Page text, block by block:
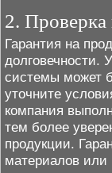
2. Проверка
Гарантия на
долговечности.
системы может
уточните
компания
тем более
продукции.
материалов или